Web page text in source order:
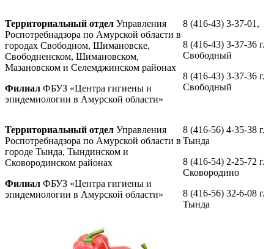
Территориальный отдел Управления
Роспотребнадзора по Амурской области в
городах Свободном, Шимановске,
Свободненском, Шимановском,
Мазановском и Селемджинском районах
Филиал ФБУЗ «Центра гигиены и
эпидемиологии в Амурской области»
8 (416-43) 3-37-01,
8 (416-43) 3-37-36 г.
Свободный
8 (416-43) 3-37-36 г.
Свободный
Территориальный отдел Управления
Роспотребнадзора по Амурской области в
городе Тында, Тындинском и
Сковородинском районах
Филиал ФБУЗ «Центра гигиены и
эпидемиологии в Амурской области»
8 (416-56) 4-35-38 г.
Тында
8 (416-54) 2-25-72 г.
Сковородино
8 (416-56) 32-6-08 г.
Тында